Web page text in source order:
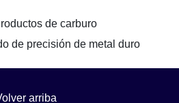
de carburo
de precisión de metal duro
arriba